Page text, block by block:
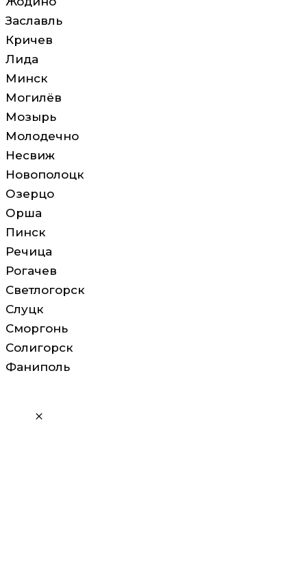
Заславль
Кричев
Лида
Минск
Могилёв
Мозырь
Молодечно
Несвиж
Новополоцк
Озерцо
Орша
Пинск
Речица
Рогачев
Светлогорск
Слуцк
Сморгонь
Солигорск
Фаниполь